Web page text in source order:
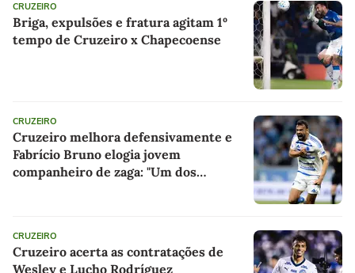
CRUZEIRO
Briga, expulsões e fratura agitam 1º
tempo de Cruzeiro x Chapecoense
CRUZEIRO
Cruzeiro melhora defensivamente e
Fabrício Bruno elogia jovem
companheiro de zaga: "Um dos
CRUZEIRO
Cruzeiro acerta as contratações de
Wesley e Lucho Rodríguez